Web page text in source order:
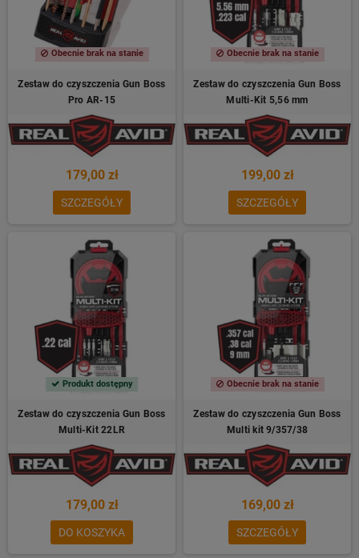
Obecnie brak na stanie
Zestaw do czyszczenia Gun Boss
Pro AR-15
179,00 zł
SZCZEGÓŁY
Obecnie brak na stanie
Zestaw do czyszczenia Gun Boss
Multi-Kit 5,56 mm
199,00 zł
SZCZEGÓŁY
Produkt dostępny
Zestaw do czyszczenia Gun Boss
Multi-Kit 22LR
179,00 zł
DO KOSZYKA
Obecnie brak na stanie
Zestaw do czyszczenia Gun Boss
Multi kit 9/357/38
169,00 zł
SZCZEGÓŁY